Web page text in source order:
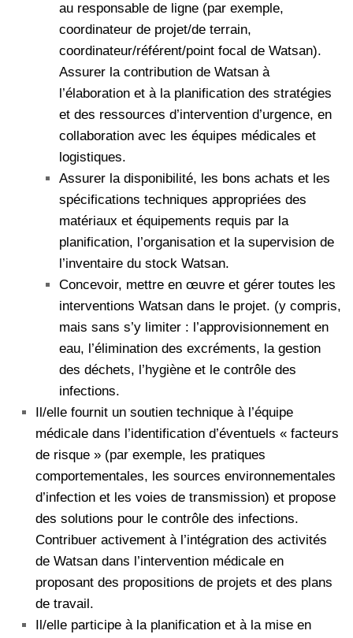
au responsable de ligne (par exemple,
coordinateur de projet/de terrain,
coordinateur/référent/point focal de Watsan).
Assurer la contribution de Watsan à
l’élaboration et à la planification des stratégies
et des ressources d’intervention d’urgence, en
collaboration avec les équipes médicales et
logistiques.
Assurer la disponibilité, les bons achats et les
spécifications techniques appropriées des
matériaux et équipements requis par la
planification, l’organisation et la supervision de
l’inventaire du stock Watsan.
Concevoir, mettre en œuvre et gérer toutes les
interventions Watsan dans le projet. (y compris,
mais sans s’y limiter : l’approvisionnement en
eau, l’élimination des excréments, la gestion
des déchets, l’hygiène et le contrôle des
infections.
Il/elle fournit un soutien technique à l’équipe
médicale dans l’identification d’éventuels « facteurs
de risque » (par exemple, les pratiques
comportementales, les sources environnementales
d’infection et les voies de transmission) et propose
des solutions pour le contrôle des infections.
Contribuer activement à l’intégration des activités
de Watsan dans l’intervention médicale en
proposant des propositions de projets et des plans
de travail.
Il/elle participe à la planification et à la mise en